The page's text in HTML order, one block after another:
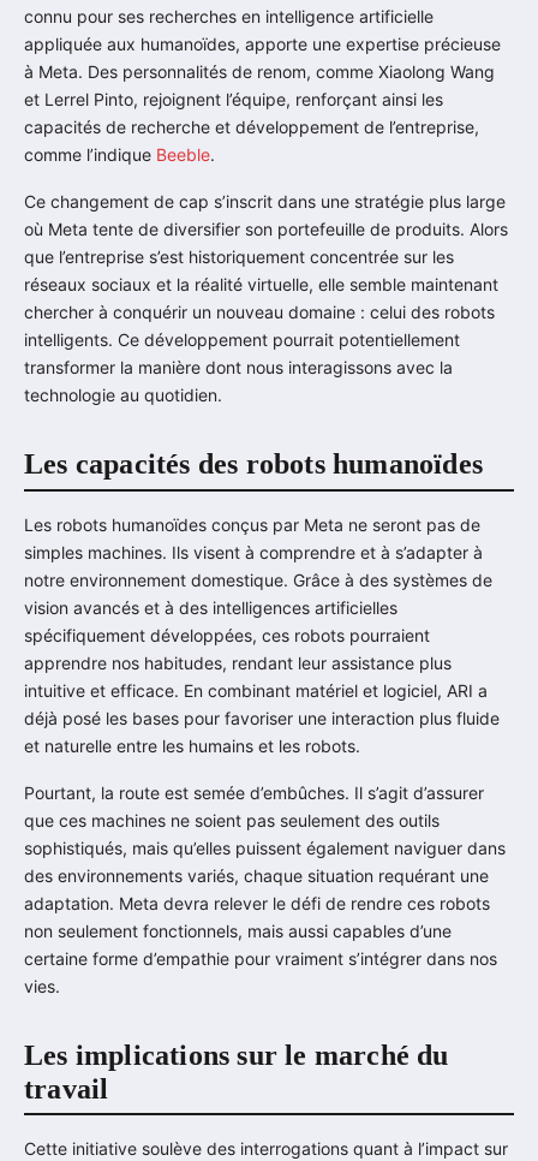
connu pour ses recherches en intelligence artificielle
appliquée aux humanoïdes, apporte une expertise précieuse
à Meta. Des personnalités de renom, comme Xiaolong Wang
et Lerrel Pinto, rejoignent l’équipe, renforçant ainsi les
capacités de recherche et développement de l’entreprise,
comme l’indique Beeble.
Ce changement de cap s’inscrit dans une stratégie plus large
où Meta tente de diversifier son portefeuille de produits. Alors
que l’entreprise s’est historiquement concentrée sur les
réseaux sociaux et la réalité virtuelle, elle semble maintenant
chercher à conquérir un nouveau domaine : celui des robots
intelligents. Ce développement pourrait potentiellement
transformer la manière dont nous interagissons avec la
technologie au quotidien.
Les capacités des robots humanoïdes
Les robots humanoïdes conçus par Meta ne seront pas de
simples machines. Ils visent à comprendre et à s’adapter à
notre environnement domestique. Grâce à des systèmes de
vision avancés et à des intelligences artificielles
spécifiquement développées, ces robots pourraient
apprendre nos habitudes, rendant leur assistance plus
intuitive et efficace. En combinant matériel et logiciel, ARI a
déjà posé les bases pour favoriser une interaction plus fluide
et naturelle entre les humains et les robots.
Pourtant, la route est semée d’embûches. Il s’agit d’assurer
que ces machines ne soient pas seulement des outils
sophistiqués, mais qu’elles puissent également naviguer dans
des environnements variés, chaque situation requérant une
adaptation. Meta devra relever le défi de rendre ces robots
non seulement fonctionnels, mais aussi capables d’une
certaine forme d’empathie pour vraiment s’intégrer dans nos
vies.
Les implications sur le marché du
travail
Cette initiative soulève des interrogations quant à l’impact sur